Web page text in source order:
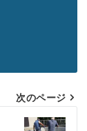
次のページ